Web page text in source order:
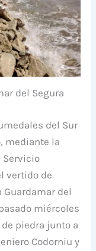
del Segura
del Sur
mediante la
Servicio
vertido de
del
miércoles
piedra junto a
Codorniu y